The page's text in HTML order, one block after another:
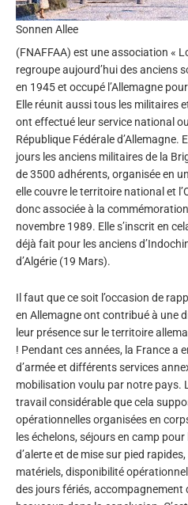
Sonnen Allee
(FNAFFAA) est une association «
regroupe aujourd’hui des anciens
en 1945 et occupé l’Allemagne
Elle réunit aussi tous les militaires
ont effectué leur service national
République Fédérale d’Allemagne.
jours les anciens militaires de la
de 3500 adhérents, organisée en
elle couvre le territoire national et
donc associée à la
novembre 1989. Elle s’inscrit en
déjà fait pour les anciens
d’Algérie (19 Mars).
Il faut que ce soit l’occasion de
en Allemagne ont contribué à une
leur présence sur le territoire
! Pendant ces années, la France a
d’armée et différents services
mobilisation voulu par notre pays.
travail considérable que cela
opérationnelles organisées en
les échelons, séjours en camp
d’alerte et de mise sur pied
matériels, disponibilité
des jours fériés,